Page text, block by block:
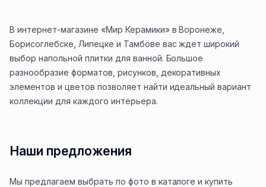
В интернет-магазине «Мир Керамики» в Воронеже,
Борисоглебске, Липецке и Тамбове вас ждет широкий
выбор напольной плитки для ванной. Большое
разнообразие форматов, рисунков, декоративных
элементов и цветов позволяет найти идеальный вариант
коллекции для каждого интерьера.
Наши предложения
Мы предлагаем выбрать по фото в каталоге и купить